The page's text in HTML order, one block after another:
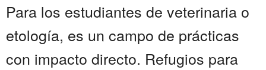
Para los estudiantes de veterinaria o
etología, es un campo de prácticas
con impacto directo. Refugios para